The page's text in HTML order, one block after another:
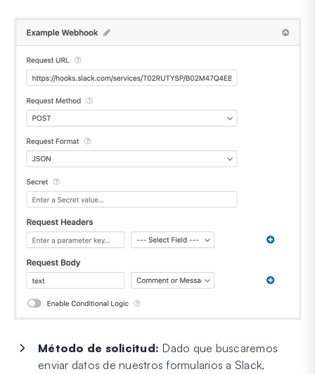
Método de solicitud: Dado que buscaremos
enviar datos de nuestros formularios a Slack,